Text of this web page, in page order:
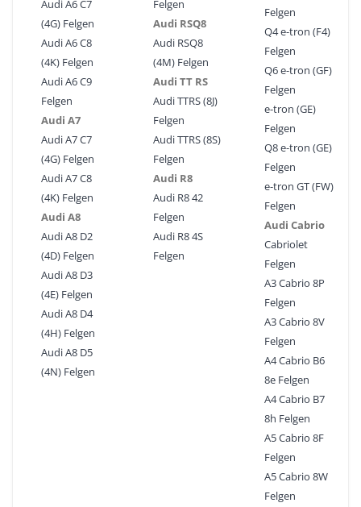
Audi A6 C7
(4G) Felgen
Audi A6 C8
(4K) Felgen
Audi A6 C9
Felgen
Audi A7
Audi A7 C7
(4G) Felgen
Audi A7 C8
(4K) Felgen
Audi A8
Audi A8 D2
(4D) Felgen
Audi A8 D3
(4E) Felgen
Audi A8 D4
(4H) Felgen
Audi A8 D5
(4N) Felgen
Felgen
Audi RSQ8
Audi RSQ8
(4M) Felgen
Audi TT RS
Audi TTRS (8J)
Felgen
Audi TTRS (8S)
Felgen
Audi R8
Audi R8 42
Felgen
Audi R8 4S
Felgen
Felgen
Q4 e-tron (F4)
Felgen
Q6 e-tron (GF)
Felgen
e-tron (GE)
Felgen
Q8 e-tron (GE)
Felgen
e-tron GT (FW)
Felgen
Audi Cabrio
Cabriolet
Felgen
A3 Cabrio 8P
Felgen
A3 Cabrio 8V
Felgen
A4 Cabrio B6
8e Felgen
A4 Cabrio B7
8h Felgen
A5 Cabrio 8F
Felgen
A5 Cabrio 8W
Felgen